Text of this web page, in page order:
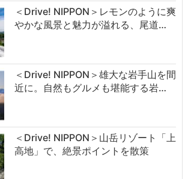
＜Drive! NIPPON＞レモンのように爽
やかな風景と魅力が溢れる、尾道…
＜Drive! NIPPON＞雄大な岩手山を間
近に。自然もグルメも堪能する岩…
＜Drive! NIPPON＞山岳リゾート「上
高地」で、絶景ポイントを散策